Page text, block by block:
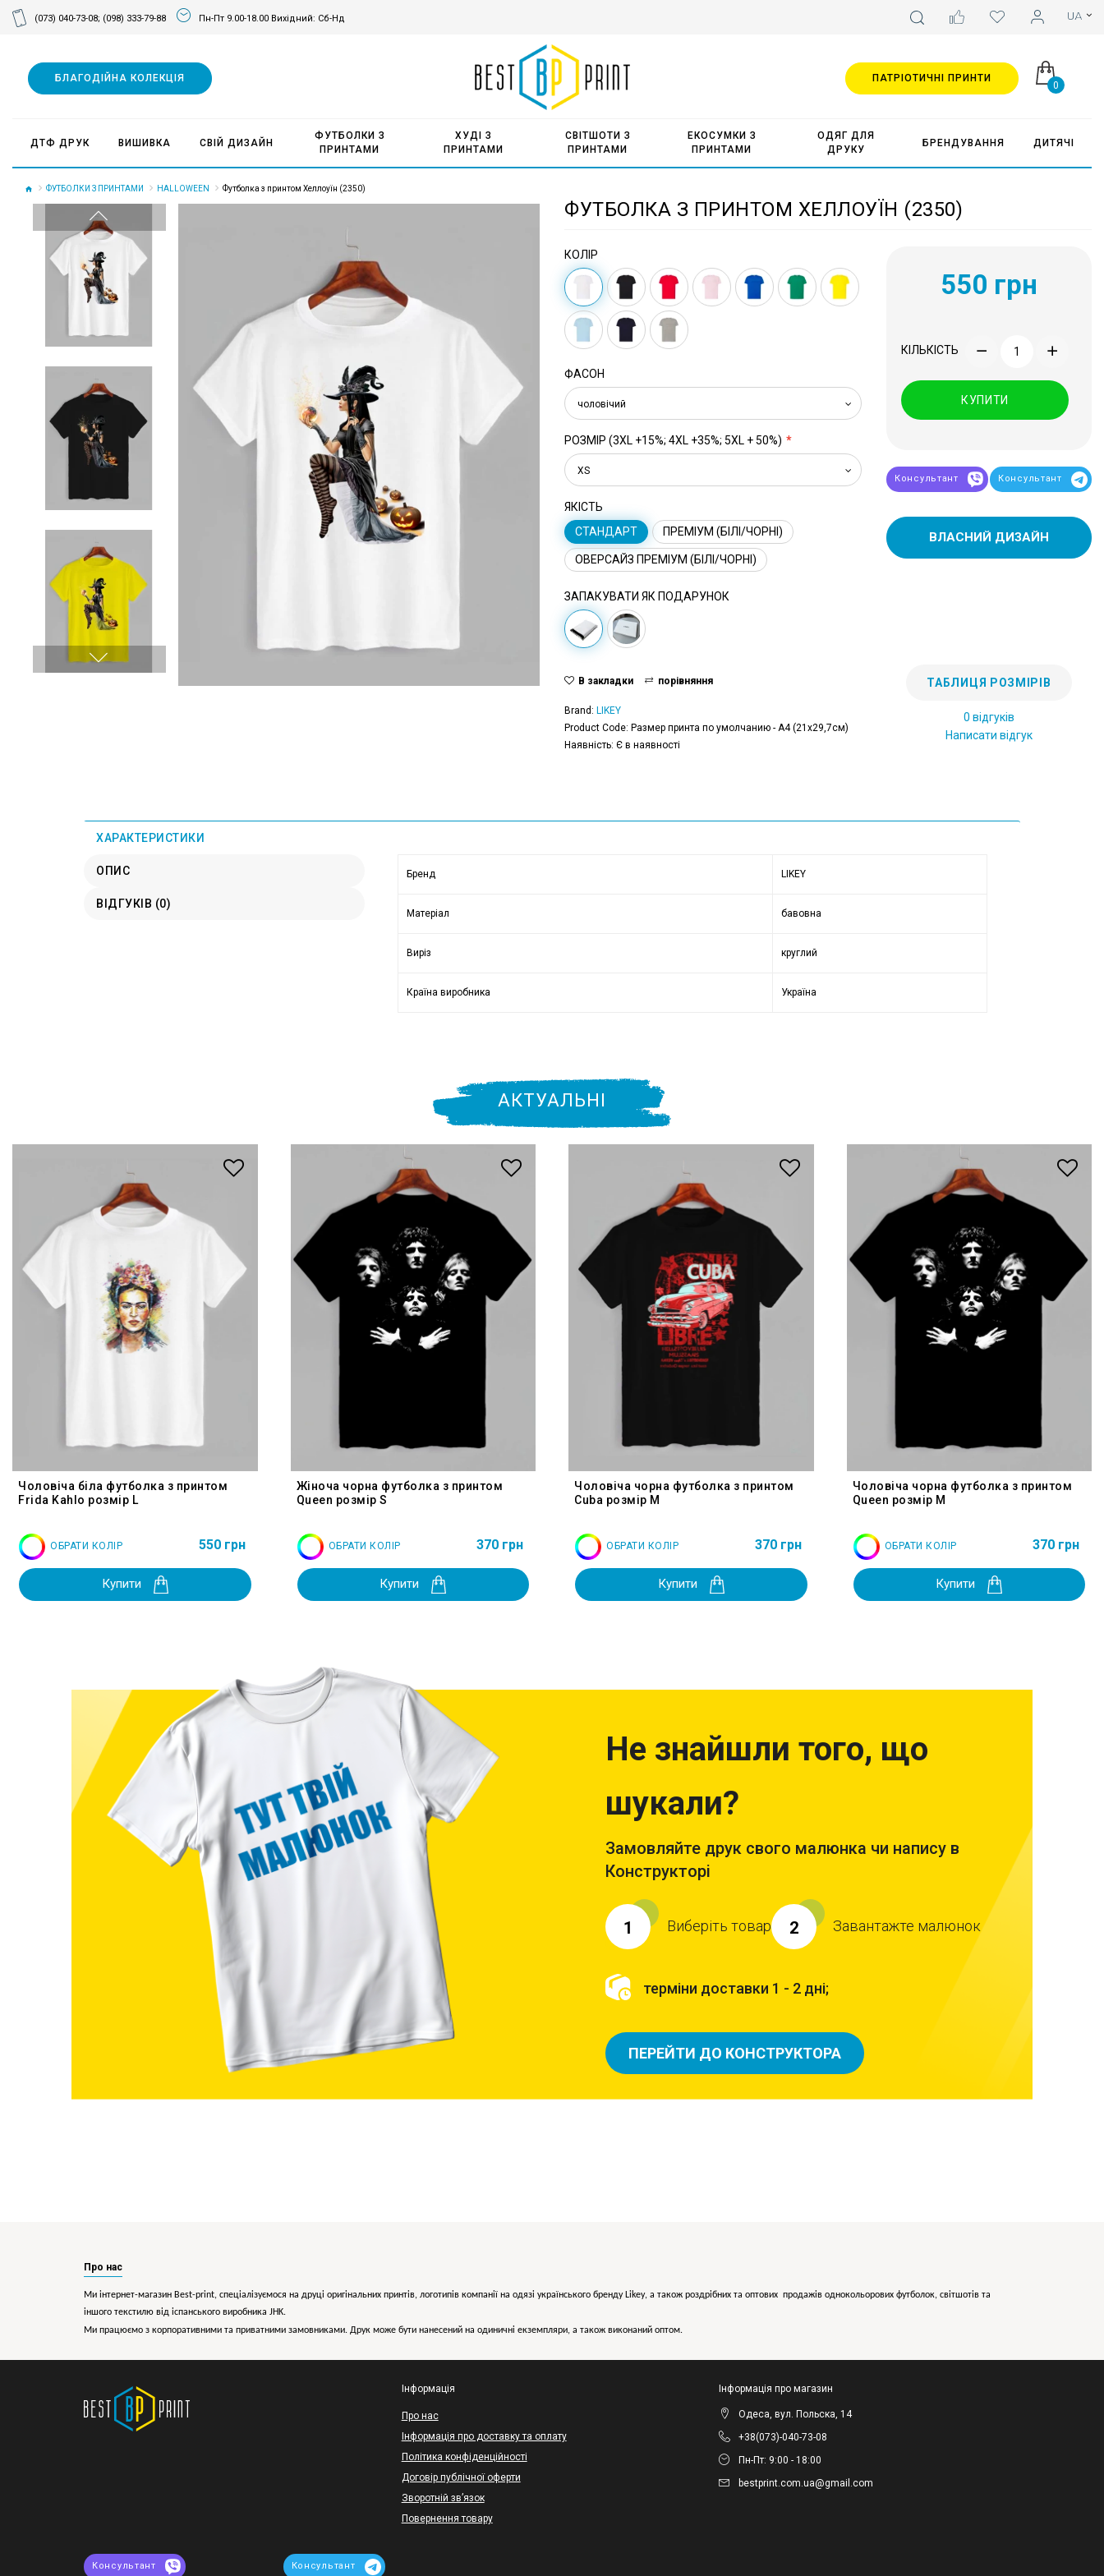
(073) 040-73-08; (098) 333-79-88 Пн-Пт 9.00-18.00 Вихідний: Сб-Нд
0
БЛАГОДІЙНА КОЛЕКЦІЯ
ДТФ ДРУК ВИШИВКА СВІЙ ДИЗАЙН
ФУТБОЛКИ З
ПРИНТАМИ
ХУДІ З
ПРИНТАМИ
СВІТШОТИ З
ПРИНТАМИ
ЕКОСУМКИ З
ПРИНТАМИ
ОДЯГ ДЛЯ
ДРУКУ
БРЕНДУВАННЯ ДИТЯЧІ
ПАТРІОТИЧНІ ПРИНТИ
ФУТБОЛКИ З ПРИНТАМИ HALLOWEEN Футболка з принтом Хеллоуїн (2350)
ФУТБОЛКА З ПРИНТОМ ХЕЛЛОУЇН (2350)
КОЛІР
ФАСОН
чоловічий
РОЗМІР (3XL +15%; 4XL +35%; 5XL + 50%)
XS
ЯКІСТЬ
СТАНДАРТ
ПРЕМІУМ (БІЛІ/ЧОРНІ)
ОВЕРСАЙЗ ПРЕМІУМ (БІЛІ/ЧОРНІ)
ЗАПАКУВАТИ ЯК ПОДАРУНОК
550 грн
КІЛЬКІСТЬ
КУПИТИ
Консультант Консультант
ВЛАСНИЙ ДИЗАЙН
В закладки порівняння
Brand: LIKEY
Product Code: Размер принта по умолчанию - А4 (21x29,7см)
Наявність: Є в наявності
ТАБЛИЦЯ РОЗМІРІВ
0 відгуків
Написати відгук
ХАРАКТЕРИСТИКИ
ОПИС
ВІДГУКІВ (0)
Бренд LIKEY
Матеріал бавовна
Виріз круглий
Країна виробника Україна
АКТУАЛЬНІ
Чоловіча біла футболка з принтом
Frida Kahlo розмір L
ОБРАТИ КОЛІР 550 грн
Купити
Жіноча чорна футболка з принтом
Queen розмір S
ОБРАТИ КОЛІР 370 грн
Купити
Чоловіча чорна футболка з принтом
Cuba розмір M
ОБРАТИ КОЛІР 370 грн
Купити
Чоловіча чорна футболка з принтом
Queen розмір M
ОБРАТИ КОЛІР 370 грн
Купити
Не знайшли того, що
шукали?
Замовляйте друк свого малюнка чи напису в
Конструкторі
1 Виберіть товар 2 Завантажте малюнок
терміни доставки 1 - 2 дні;
ПЕРЕЙТИ ДО КОНСТРУКТОРА
Про нас
Ми інтернет-магазин Best-print, спеціалізуємося на друці оригінальних принтів, логотипів компанії на одязі українського бренду Likey, а також роздрібних та оптових продажів однокольорових футболок, світшотів та
іншого текстилю від іспанського виробника JHK.
Ми працюємо з корпоративними та приватними замовниками. Друк може бути нанесений на одиничні екземпляри, а також виконаний оптом.
Інформація
Про нас
Інформація про доставку та оплату
Політика конфіденційності
Договір публічної оферти
Зворотній зв’язок
Повернення товару
Інформація про магазин
Одеса, вул. Польска, 14
+38(073)-040-73-08
Пн-Пт: 9:00 - 18:00
bestprint.com.ua@gmail.com
Консультант Консультант